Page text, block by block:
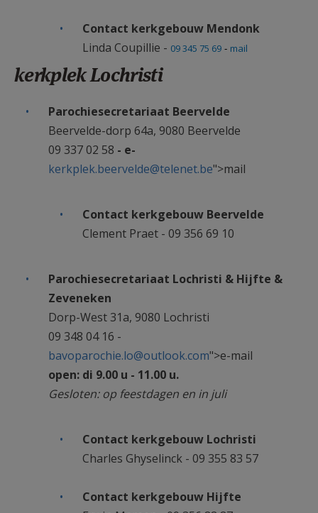
Contact kerkgebouw Mendonk
Linda Coupillie - 09 345 75 69 - mail
kerkplek Lochristi
Parochiesecretariaat Beervelde
Beervelde-dorp 64a, 9080 Beervelde
09 337 02 58 - e-
kerkplek.beervelde@telenet.be">mail
Contact kerkgebouw Beervelde
Clement Praet - 09 356 69 10
Parochiesecretariaat Lochristi & Hijfte &
Zeveneken
Dorp-West 31a, 9080 Lochristi
09 348 04 16 -
bavoparochie.lo@outlook.com">e-mail
open: di 9.00 u - 11.00 u.
Gesloten: op feestdagen en in juli
Contact kerkgebouw Lochristi
Charles Ghyselinck - 09 355 83 57
Contact kerkgebouw Hijfte